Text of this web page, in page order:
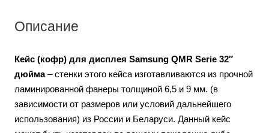
Описание
Кейс (кофр) для дисплея Samsung QMR Serie 32″
дюйма– стенки этого кейса изготавливаются из прочной
ламинированной фанеры толщиной 6,5 и 9 мм. (в
зависимости от размеров или условий дальнейшего
использования) из России и Беларуси. Данный кейс